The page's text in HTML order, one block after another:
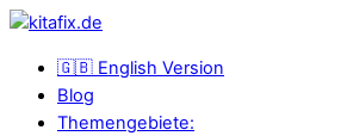
🇬🇧 English Version
Blog
Themengebiete: